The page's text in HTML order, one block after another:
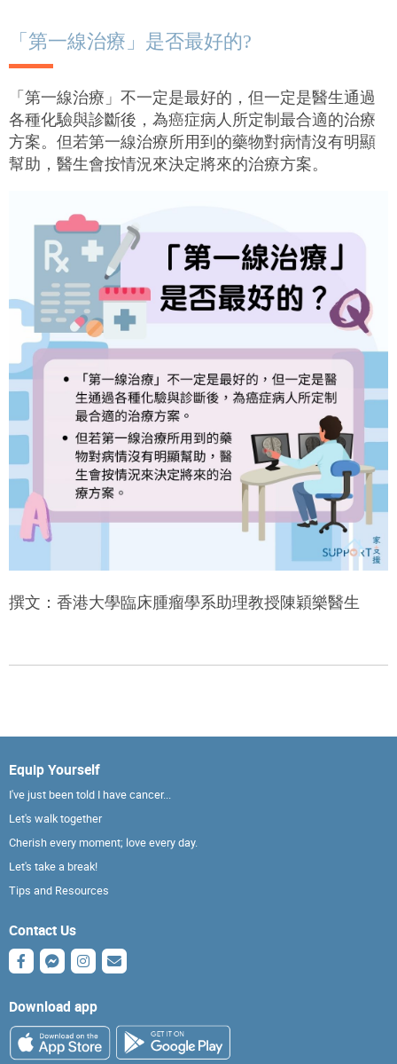
「第一線治療」是否最好的?
「第一線治療」不一定是最好的，但一定是醫生通過
各種化驗與診斷後，為癌症病人所定制最合適的治療
方案。但若第一線治療所用到的藥物對病情沒有明顯
幫助，醫生會按情況來決定將來的治療方案。
撰文：香港大學臨床腫瘤學系助理教授陳穎樂醫生
Equip Yourself
I've just been told I have cancer...
Let's walk together
Cherish every moment; love every day.
Let's take a break!
Tips and Resources
Contact Us
Download app